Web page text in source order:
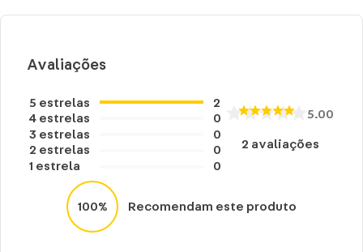
Avaliações
5 estrelas
4 estrelas
3 estrelas
2 estrelas
1 estrela
2
0
0
0
0
5.00
2 avaliações
100% Recomendam este produto